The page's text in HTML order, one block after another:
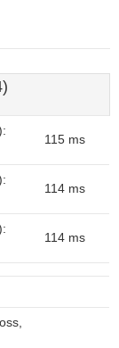
115 ms
114 ms
114 ms